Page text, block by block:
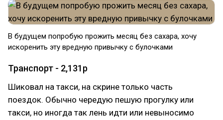
В будущем попробую прожить месяц без сахара, хочу
искоренить эту вредную привычку с булочками
Транспорт - 2,131р
Шиковал на такси, на скрине только часть
поездок. Обычно чередую пешую прогулку или
такси, но иногда так лень идти или невыносимо